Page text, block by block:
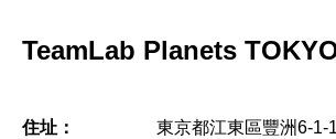
TeamLab Planets
住址：
東京都江東區豐洲